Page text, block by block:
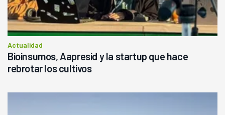
Actualidad
Bioinsumos, Aapresid y la startup que hace
rebrotar los cultivos